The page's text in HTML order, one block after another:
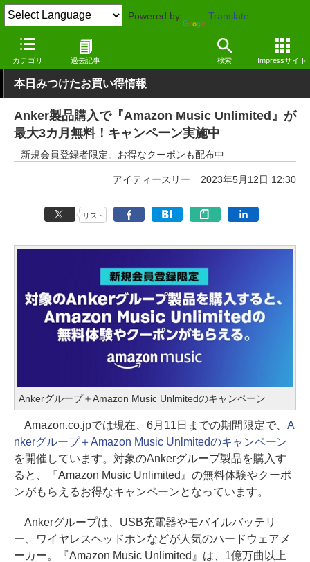
Powered by Translate
カテゴリ 過去記事 検索 Impressサイト
窓の杜 画像・映像・音楽 Webサービス
本日みつけたお買い得情報
Anker製品購入で『Amazon Music Unlimited』が
最大3カ月無料！キャンペーン実施中
新規会員登録者限定。お得なクーポンも配布中
アイティースリー 2023年5月12日 12:30
リスト
Ankerグループ＋Amazon Music Unlmitedのキャンペーン
Amazon.co.jpでは現在、6月11日までの期間限定で、 A
nkerグループ＋Amazon Music Unlmitedのキャンペーン
を開催しています。対象のAnkerグループ製品を購入す
ると、『Amazon Music Unlimited』の無料体験やクーポ
ンがもらえるお得なキャンペーンとなっています。
Ankerグループは、USB充電器やモバイルバッテリ
ー、ワイヤレスヘッドホンなどが人気のハードウェアメ
ーカー。『Amazon Music Unlimited』は、1億万曲以上